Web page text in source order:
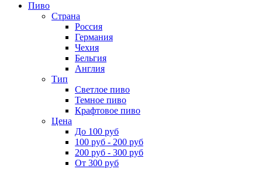
Пиво
Страна
Россия
Германия
Чехия
Бельгия
Англия
Тип
Светлое пиво
Темное пиво
Крафтовое пиво
Цена
До 100 руб
100 руб - 200 руб
200 руб - 300 руб
От 300 руб